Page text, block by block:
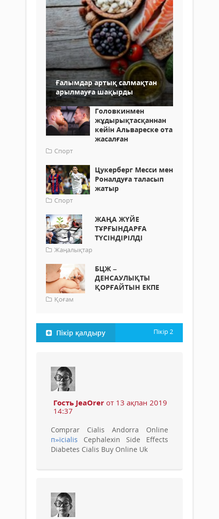
Ғалымдар артық салмақтан
арылмауға шақырды
Головкинмен
жұдырықтасқаннан
кейін Альвареске ота
жасалған
Спорт
Цукерберг Месси мен
Роналдуға таласып
жатыр
Спорт
ЖАҢА ЖҮЙЕ
ТҰРҒЫНДАРҒА
ТҮСІНДІРІЛДІ
Жаңалықтар
БЦЖ –
ДЕНСАУЛЫҚТЫ
ҚОРҒАЙТЫН ЕКПЕ
Қоғам
Пікір қалдыру Пікір2
Гость JeaOrer от 13 ақпан 2019
14:37
Comprar Cialis Andorra Online
п»їcialis Cephalexin Side Effects
Diabetes Cialis Buy Online Uk